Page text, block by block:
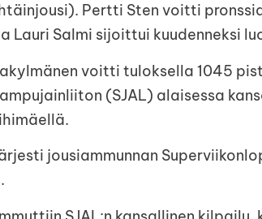
Pertti Sten voitti
Lauri Salmi sijoittui kuudenneksi
voitti tuloksella 1045
(SJAL) alaisessa
jousiammunnan